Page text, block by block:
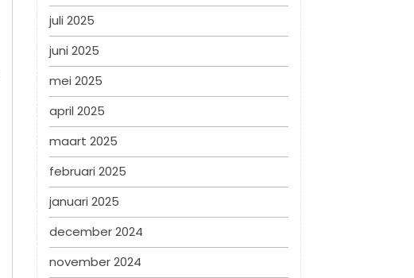
juli 2025
juni 2025
mei 2025
april 2025
maart 2025
februari 2025
januari 2025
december 2024
november 2024